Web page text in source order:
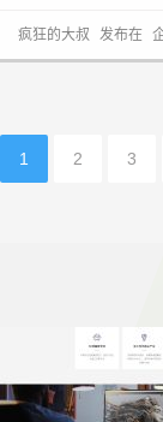
疯狂的大叔 发布在
1 2 3